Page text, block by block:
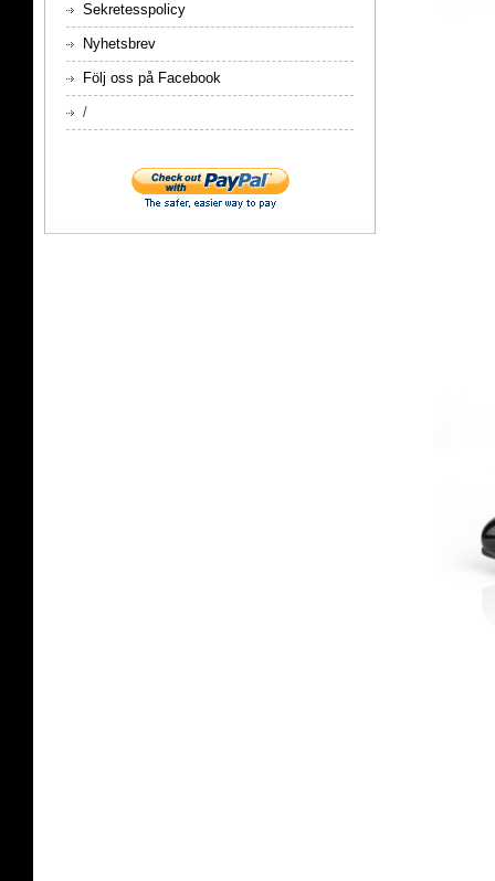
Sekretesspolicy
Nyhetsbrev
Följ oss på Facebook
/